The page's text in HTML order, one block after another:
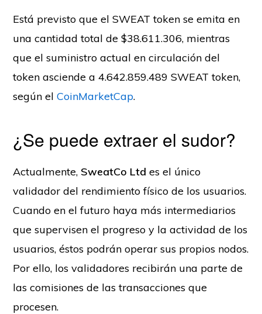
Está previsto que el SWEAT token se emita en
una cantidad total de $38.611.306, mientras
que el suministro actual en circulación del
token asciende a 4.642.859.489 SWEAT token,
según elCoinMarketCap.
¿Se puede extraer el sudor?
Actualmente, SweatCo Ltd es el único
validador del rendimiento físico de los usuarios.
Cuando en el futuro haya más intermediarios
que supervisen el progreso y la actividad de los
usuarios, éstos podrán operar sus propios nodos.
Por ello, los validadores recibirán una parte de
las comisiones de las transacciones que
procesen.